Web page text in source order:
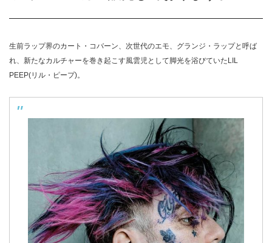
生前ラップ界のカート・コバーン、次世代のエモ、グランジ・ラップと呼ば
れ、新たなカルチャーを巻き起こす風雲児として脚光を浴びていたLIL
PEEP(リル・ピープ)。